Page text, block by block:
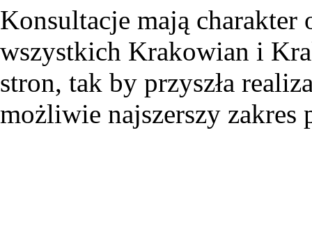
Konsultacje mają charakter
wszystkich Krakowian i
stron, tak by przyszła
możliwie najszerszy zakres